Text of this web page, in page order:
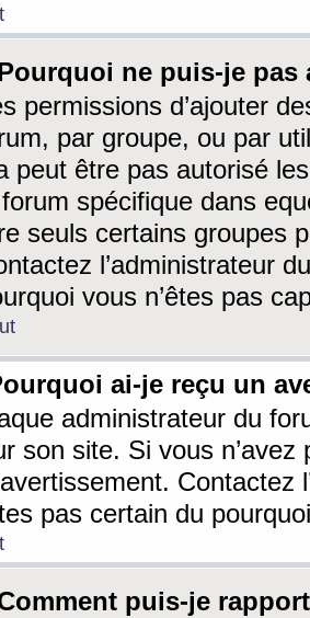
ne puis-je
permissions d’ajouter
par groupe, ou par
peut être pas autorisé
spécifique dans
seuls certains groupes
l’administrateur
vous n’êtes pas
ai-je reçu un
administrateur du
son site. Si vous
Contactez
pas certain du
puis-je